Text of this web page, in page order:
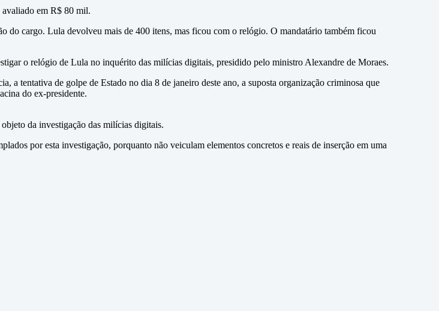
avaliado em R$ 80 mil.
do cargo. Lula devolveu mais de 400 itens, mas ficou com o relógio. O mandatário também ficou
o relógio de Lula no inquérito das milícias digitais, presidido pelo ministro Alexandre de Moraes.
a tentativa de golpe de Estado no dia 8 de janeiro deste ano, a suposta organização criminosa que
do ex-presidente.
da investigação das milícias digitais.
por esta investigação, porquanto não veiculam elementos concretos e reais de inserção em uma